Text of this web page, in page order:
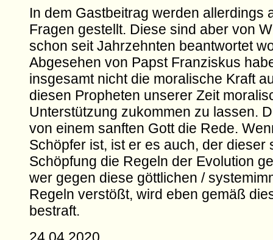
In dem Gastbeitrag werden allerdings
Fragen gestellt. Diese sind aber von
schon seit Jahrzehnten beantwortet
Abgesehen von Papst Franziskus
insgesamt nicht die moralische Kraft
diesen Propheten unserer Zeit
Unterstützung zukommen zu lassen.
von einem sanften Gott die Rede.
Schöpfer ist, ist er es auch, der dieser
Schöpfung die Regeln der Evolution
wer gegen diese göttlichen /
Regeln verstößt, wird eben gemäß
bestraft.